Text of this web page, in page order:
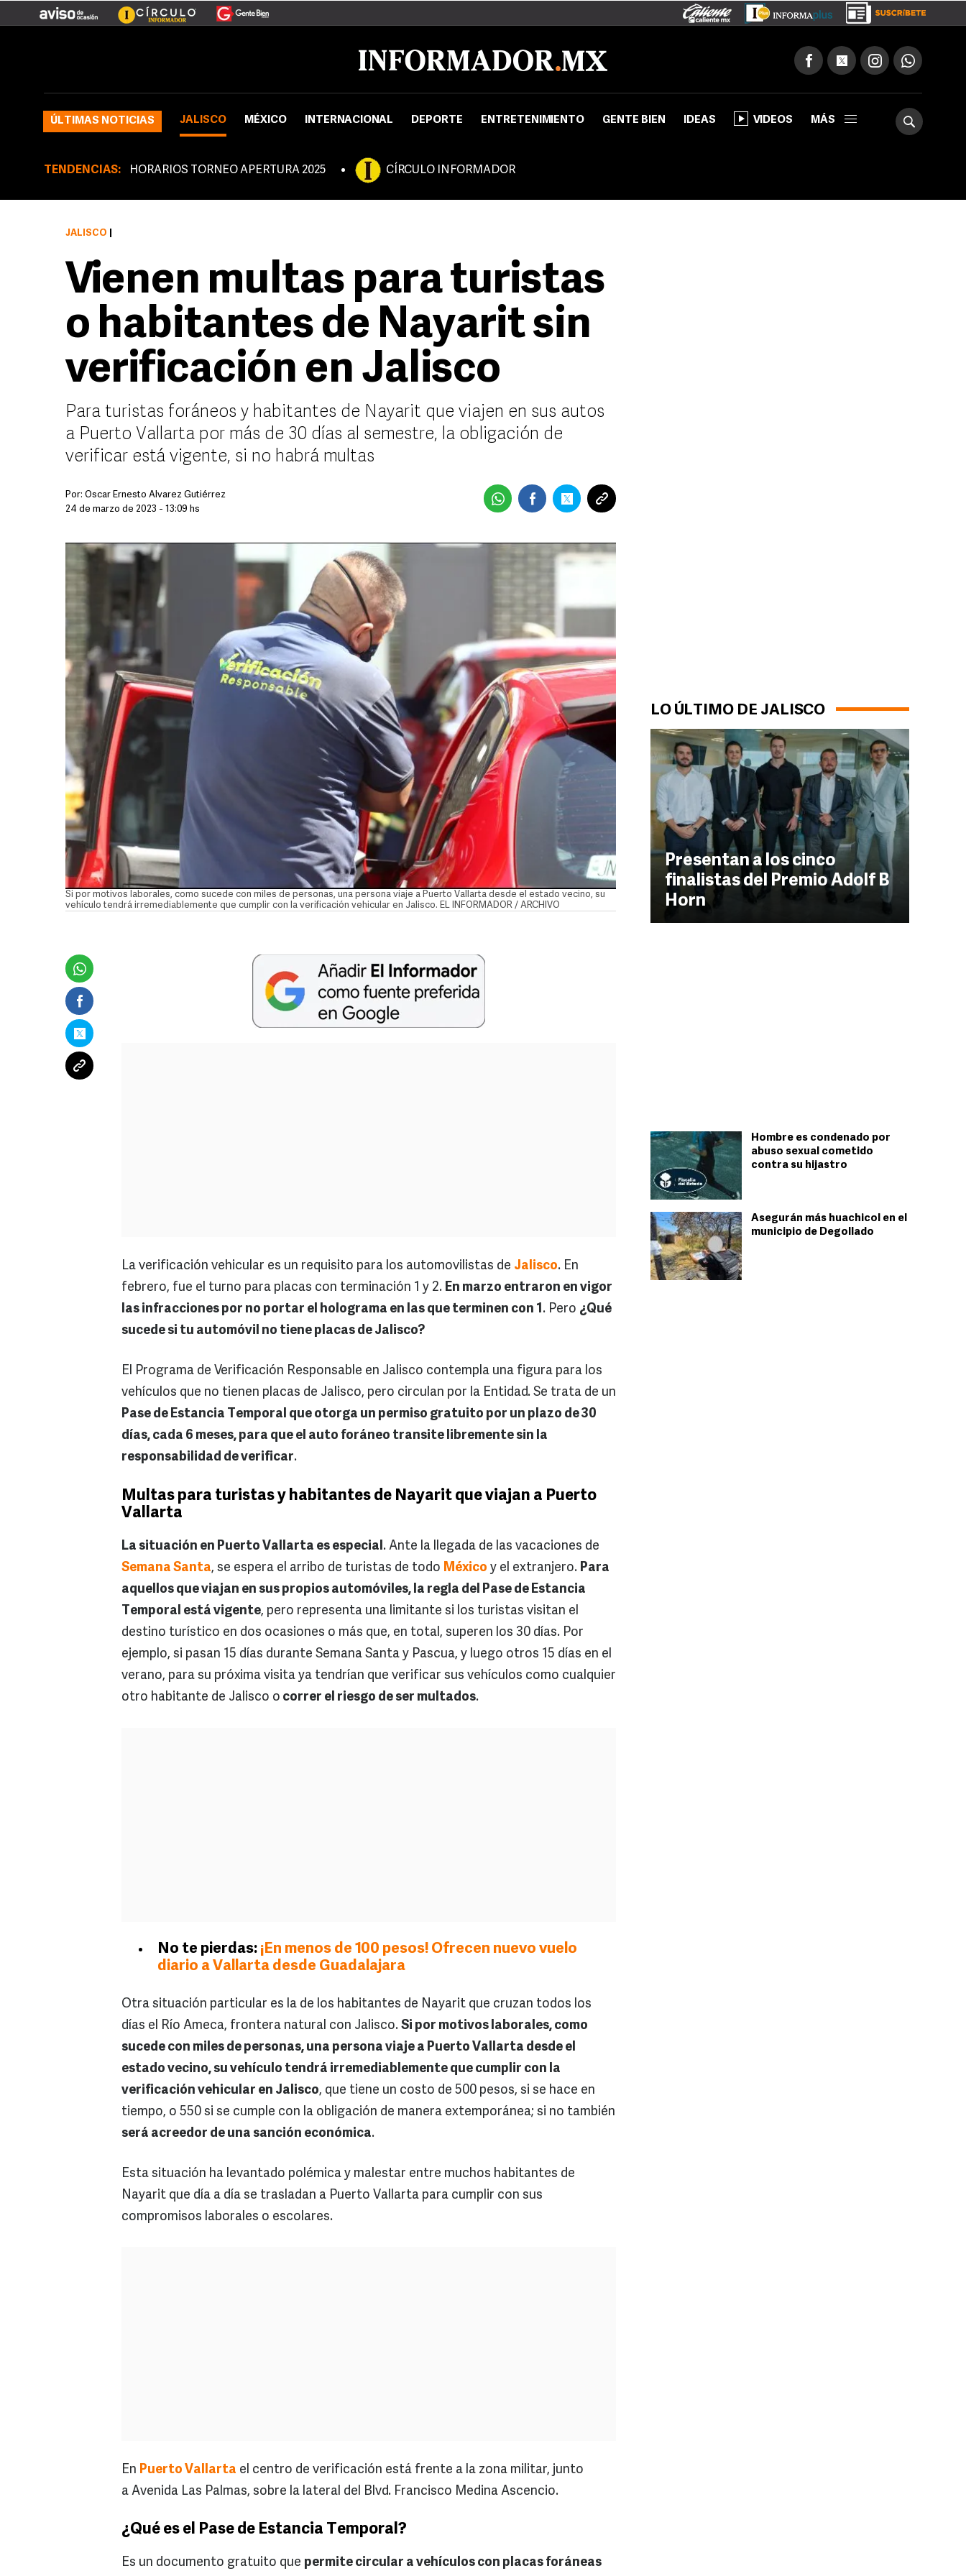
ÚLTIMAS NOTICIAS JALISCO MÉXICO INTERNACIONAL DEPORTE ENTRETENIMIENTO GENTE BIEN IDEAS VIDEOS MÁS
TENDENCIAS: HORARIOS TORNEO APERTURA 2025 CÍRCULO INFORMADOR
LO ÚLTIMO DE JALISCO
Presentan a los cinco
finalistas del Premio Adolf B
Horn
Hombre es condenado por
abuso sexual cometido
contra su hijastro
Asegurán más huachicol en el
municipio de Degollado
JALISCO
Vienen multas para turistas
o habitantes de Nayarit sin
verificación en Jalisco
Para turistas foráneos y habitantes de Nayarit que viajen en sus autos
a Puerto Vallarta por más de 30 días al semestre, la obligación de
verificar está vigente, si no habrá multas
Por: Óscar Ernesto Álvarez Gutiérrez
24 de marzo de 2023 - 13:09 hs
Si por motivos laborales, como sucede con miles de personas, una persona viaje a Puerto Vallarta desde el estado vecino, su
vehículo tendrá irremediablemente que cumplir con la verificación vehicular en Jalisco. EL INFORMADOR / ARCHIVO
La verificación vehicular es un requisito para los automovilistas de Jalisco. En
febrero, fue el turno para placas con terminación 1 y 2. En marzo entraron en vigor
las infracciones por no portar el holograma en las que terminen con 1. Pero ¿Qué
sucede si tu automóvil no tiene placas de Jalisco?
El Programa de Verificación Responsable en Jalisco contempla una figura para los
vehículos que no tienen placas de Jalisco, pero circulan por la Entidad. Se trata de un
Pase de Estancia Temporal que otorga un permiso gratuito por un plazo de 30
días, cada 6 meses, para que el auto foráneo transite libremente sin la
responsabilidad de verificar.
Multas para turistas y habitantes de Nayarit que viajan a Puerto
Vallarta
La situación en Puerto Vallarta es especial. Ante la llegada de las vacaciones de
Semana Santa, se espera el arribo de turistas de todo México y el extranjero. Para
aquellos que viajan en sus propios automóviles, la regla del Pase de Estancia
Temporal está vigente, pero representa una limitante si los turistas visitan el
destino turístico en dos ocasiones o más que, en total, superen los 30 días. Por
ejemplo, si pasan 15 días durante Semana Santa y Pascua, y luego otros 15 días en el
verano, para su próxima visita ya tendrían que verificar sus vehículos como cualquier
otro habitante de Jalisco o correr el riesgo de ser multados.
No te pierdas: ¡En menos de 100 pesos! Ofrecen nuevo vuelo
diario a Vallarta desde Guadalajara
Otra situación particular es la de los habitantes de Nayarit que cruzan todos los
días el Río Ameca, frontera natural con Jalisco. Si por motivos laborales, como
sucede con miles de personas, una persona viaje a Puerto Vallarta desde el
estado vecino, su vehículo tendrá irremediablemente que cumplir con la
verificación vehicular en Jalisco, que tiene un costo de 500 pesos, si se hace en
tiempo, o 550 si se cumple con la obligación de manera extemporánea; si no también
será acreedor de una sanción económica.
Esta situación ha levantado polémica y malestar entre muchos habitantes de
Nayarit que día a día se trasladan a Puerto Vallarta para cumplir con sus
compromisos laborales o escolares.
En Puerto Vallarta el centro de verificación está frente a la zona militar, junto
a Avenida Las Palmas, sobre la lateral del Blvd. Francisco Medina Ascencio.
¿Qué es el Pase de Estancia Temporal?
Es un documento gratuito que permite circular a vehículos con placas foráneas